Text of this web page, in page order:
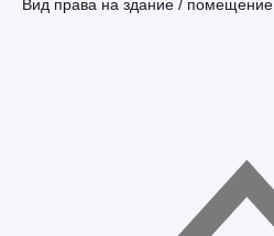
Вид права на здание / помещение